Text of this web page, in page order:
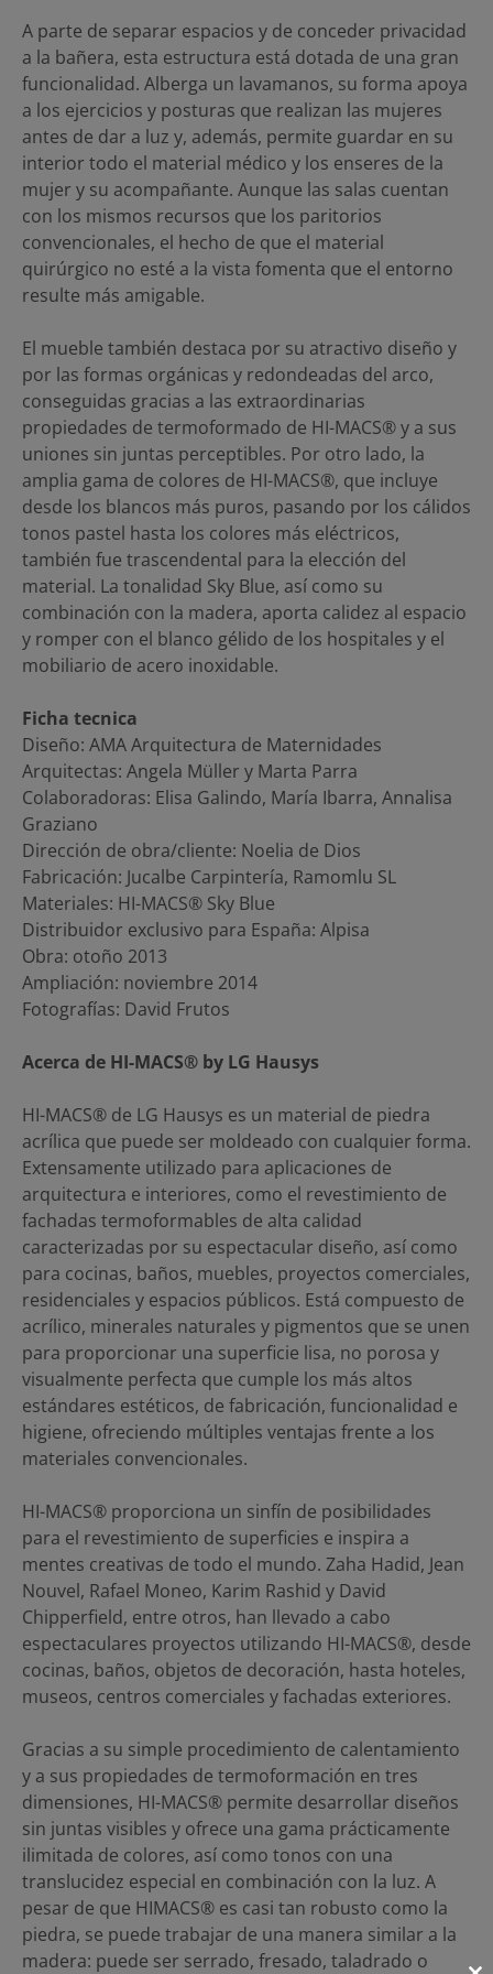
A parte de separar espacios y de conceder privacidad
a la bañera, esta estructura está dotada de una gran
funcionalidad. Alberga un lavamanos, su forma apoya
a los ejercicios y posturas que realizan las mujeres
antes de dar a luz y, además, permite guardar en su
interior todo el material médico y los enseres de la
mujer y su acompañante. Aunque las salas cuentan
con los mismos recursos que los paritorios
convencionales, el hecho de que el material
quirúrgico no esté a la vista fomenta que el entorno
resulte más amigable.
El mueble también destaca por su atractivo diseño y
por las formas orgánicas y redondeadas del arco,
conseguidas gracias a las extraordinarias
propiedades de termoformado de HI-MACS® y a sus
uniones sin juntas perceptibles. Por otro lado, la
amplia gama de colores de HI-MACS®, que incluye
desde los blancos más puros, pasando por los cálidos
tonos pastel hasta los colores más eléctricos,
también fue trascendental para la elección del
material. La tonalidad Sky Blue, así como su
combinación con la madera, aporta calidez al espacio
y romper con el blanco gélido de los hospitales y el
mobiliario de acero inoxidable.
Ficha tecnica
Diseño: AMA Arquitectura de Maternidades
Arquitectas: Angela Müller y Marta Parra
Colaboradoras: Elisa Galindo, María Ibarra, Annalisa
Graziano
Dirección de obra/cliente: Noelia de Dios
Fabricación: Jucalbe Carpintería, Ramomlu SL
Materiales: HI-MACS® Sky Blue
Distribuidor exclusivo para España: Alpisa
Obra: otoño 2013
Ampliación: noviembre 2014
Fotografías: David Frutos
Acerca de HI-MACS® by LG Hausys
HI-MACS® de LG Hausys es un material de piedra
acrílica que puede ser moldeado con cualquier forma.
Extensamente utilizado para aplicaciones de
arquitectura e interiores, como el revestimiento de
fachadas termoformables de alta calidad
caracterizadas por su espectacular diseño, así como
para cocinas, baños, muebles, proyectos comerciales,
residenciales y espacios públicos. Está compuesto de
acrílico, minerales naturales y pigmentos que se unen
para proporcionar una superficie lisa, no porosa y
visualmente perfecta que cumple los más altos
estándares estéticos, de fabricación, funcionalidad e
higiene, ofreciendo múltiples ventajas frente a los
materiales convencionales.
HI-MACS® proporciona un sinfín de posibilidades
para el revestimiento de superficies e inspira a
mentes creativas de todo el mundo. Zaha Hadid, Jean
Nouvel, Rafael Moneo, Karim Rashid y David
Chipperfield, entre otros, han llevado a cabo
espectaculares proyectos utilizando HI-MACS®, desde
cocinas, baños, objetos de decoración, hasta hoteles,
museos, centros comerciales y fachadas exteriores.
Gracias a su simple procedimiento de calentamiento
y a sus propiedades de termoformación en tres
dimensiones, HI-MACS® permite desarrollar diseños
sin juntas visibles y ofrece una gama prácticamente
ilimitada de colores, así como tonos con una
translucidez especial en combinación con la luz. A
pesar de que HIMACS® es casi tan robusto como la
piedra, se puede trabajar de una manera similar a la
madera: puede ser serrado, fresado, taladrado o